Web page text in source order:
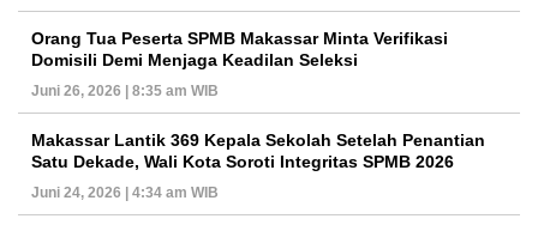
Orang Tua Peserta SPMB Makassar Minta Verifikasi
Domisili Demi Menjaga Keadilan Seleksi
Juni 26, 2026 | 8:35 am WIB
Makassar Lantik 369 Kepala Sekolah Setelah Penantian
Satu Dekade, Wali Kota Soroti Integritas SPMB 2026
Juni 24, 2026 | 4:34 am WIB